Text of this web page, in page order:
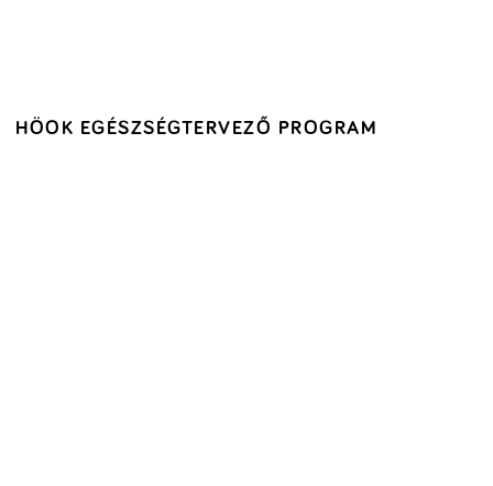
HÖOK EGÉSZSÉGTERVEZŐ PROGRAM